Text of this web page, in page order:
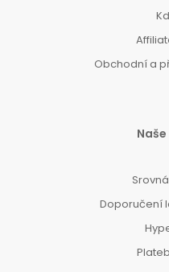
Obchodní a
Doporučení